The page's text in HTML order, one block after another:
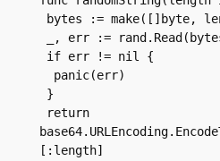
bytes := make([]byte,
_, err :=
if err != nil {
  panic(err)
}
[:length]